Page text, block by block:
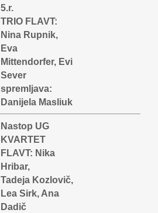
5.r.
TRIO FLAVT:
Nina Rupnik,
Eva
Mittendorfer, Evi
Sever
spremljava:
Danijela Masliuk
Nastop UG
KVARTET
FLAVT: Nika
Hribar,
Tadeja Kozlovič,
Lea Sirk, Ana
Dadič